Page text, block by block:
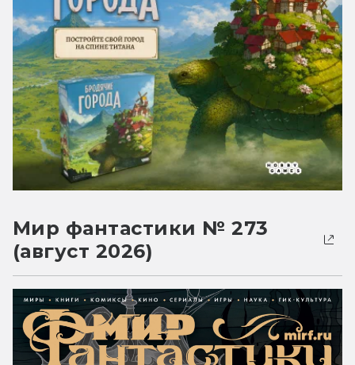
Мир фантастики № 273
(август 2026)